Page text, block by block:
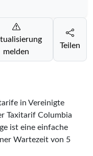
melden
Teilen
in Vereinigte
Taxitarif Columbia
ist eine einfache
Wartezeit von 5